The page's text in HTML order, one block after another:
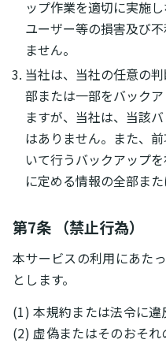
ップ作業を適切に実施
ユーザー等の損害及び
ません。
当社は、当社の任意の
部または一部をバック
ますが、当社は、当該
はありません。また、
いて行うバックアップ
に定める情報の全部ま
第7条 （禁止行為）
本サービスの利用にあた
とします。
(1) 本規約または法令に
(2) 虚偽またはそのおそ